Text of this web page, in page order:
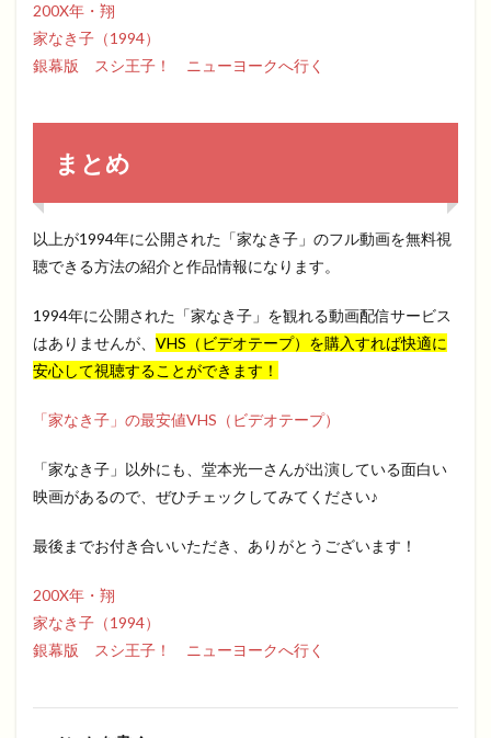
200X年・翔
家なき子（1994）
銀幕版 スシ王子！ ニューヨークへ行く
まとめ
以上が1994年に公開された「家なき子」のフル動画を無料視
聴できる方法の紹介と作品情報になります。
1994年に公開された「家なき子」を観れる動画配信サービス
はありませんが、 VHS（ビデオテープ）を購入すれば快適に
安心して視聴することができます！
「家なき子」の最安値VHS（ビデオテープ）
「家なき子」以外にも、堂本光一さんが出演している面白い
映画があるので、ぜひチェックしてみてください♪
最後までお付き合いいただき、ありがとうございます！
200X年・翔
家なき子（1994）
銀幕版 スシ王子！ ニューヨークへ行く